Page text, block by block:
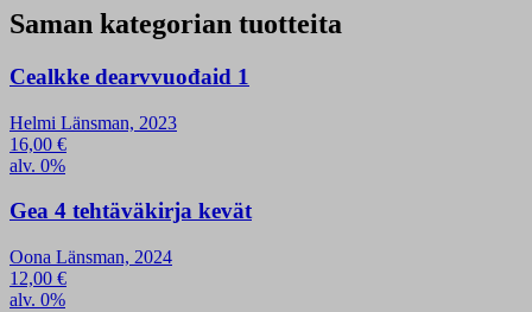
Saman kategorian tuotteita
Cealkke dearvvuođaid 1
Helmi Länsman, 2023
16,00 €
alv. 0%
Gea 4 tehtäväkirja kevät
Oona Länsman, 2024
12,00 €
alv. 0%